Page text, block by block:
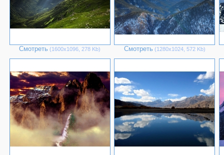
Смотреть (1600х1096, 278 Kb) Смотреть (1280х1024, 572 Kb)